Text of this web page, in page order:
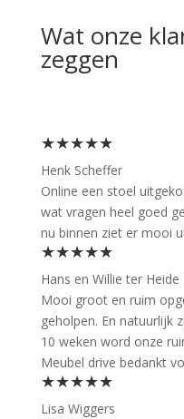
Wat onze
zeggen
★★★★★
Henk Scheffer
Online een stoel
wat vragen heel goed
nu binnen ziet er mooi
★★★★★
Hans en Willie ter Heide
Mooi groot en ruim
geholpen. En natuurlijk
10 weken word onze
Meubel drive bedankt
★★★★★
Lisa Wiggers